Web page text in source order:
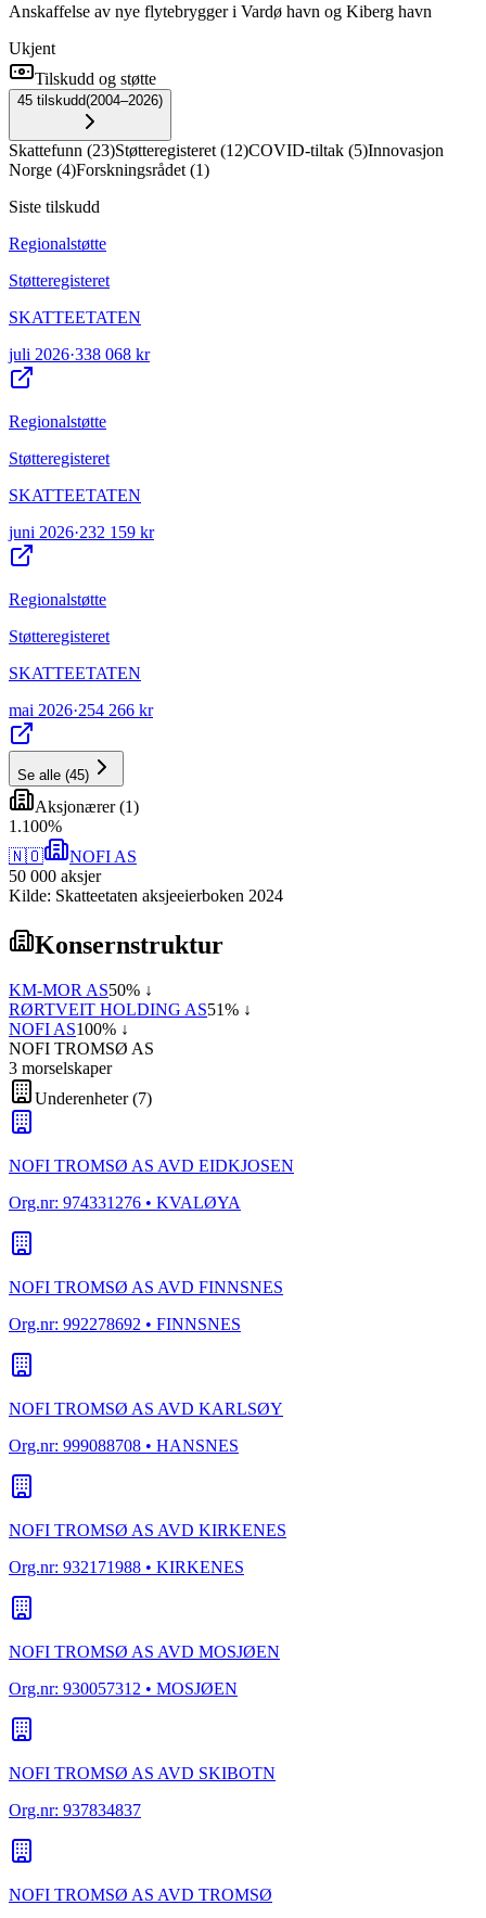
Anskaffelse av nye flytebrygger i Vardø havn og Kiberg havn
Ukjent
Tilskudd og støtte
45 tilskudd(2004–2026)
Skattefunn (23)Støtteregisteret (12)COVID-tiltak (5)Innovasjon
Norge (4)Forskningsrådet (1)
Siste tilskudd
Regionalstøtte
Støtteregisteret
SKATTEETATEN
juli 2026·338 068 kr
Regionalstøtte
Støtteregisteret
SKATTEETATEN
juni 2026·232 159 kr
Regionalstøtte
Støtteregisteret
SKATTEETATEN
mai 2026·254 266 kr
Se alle (45)
Aksjonærer(1)
1 .100%
🇳🇴
NOFI AS
50 000 aksjer
Kilde: Skatteetaten aksjeeierboken 2024
Konsernstruktur
KM-MOR AS50% ↓
RØRTVEIT HOLDING AS51% ↓
NOFI AS100% ↓
NOFI TROMSØ AS
3 morselskaper
Underenheter(7)
NOFI TROMSØ AS AVD EIDKJOSEN
Org.nr: 974331276 • KVALØYA
NOFI TROMSØ AS AVD FINNSNES
Org.nr: 992278692 • FINNSNES
NOFI TROMSØ AS AVD KARLSØY
Org.nr: 999088708 • HANSNES
NOFI TROMSØ AS AVD KIRKENES
Org.nr: 932171988 • KIRKENES
NOFI TROMSØ AS AVD MOSJØEN
Org.nr: 930057312 • MOSJØEN
NOFI TROMSØ AS AVD SKIBOTN
Org.nr: 937834837
NOFI TROMSØ AS AVD TROMSØ